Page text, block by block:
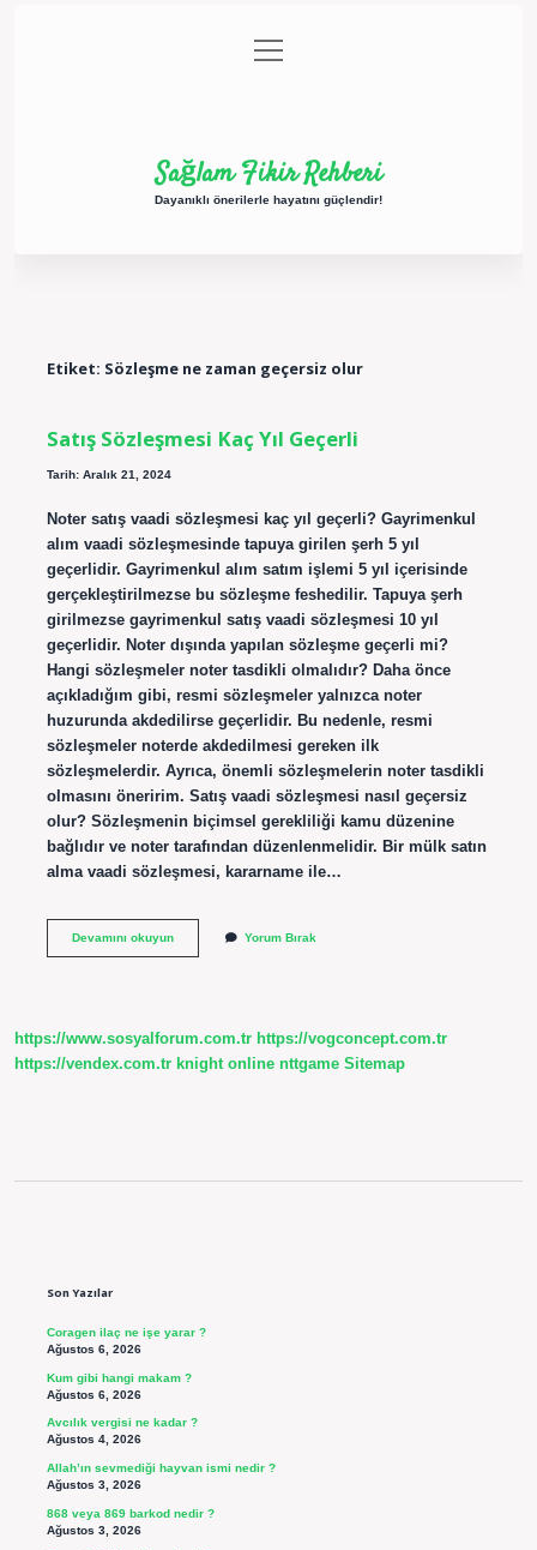
Gizlilik Politikası
menüyü
aç
Sağlam Fikir Rehberi
Dayanıklı önerilerle hayatını güçlendir!
Etiket: Sözleşme ne zaman geçersiz olur
Satış Sözleşmesi Kaç Yıl Geçerli
Tarih: Aralık 21, 2024
Noter satış vaadi sözleşmesi kaç yıl geçerli? Gayrimenkul
alım vaadi sözleşmesinde tapuya girilen şerh 5 yıl
geçerlidir. Gayrimenkul alım satım işlemi 5 yıl içerisinde
gerçekleştirilmezse bu sözleşme feshedilir. Tapuya şerh
girilmezse gayrimenkul satış vaadi sözleşmesi 10 yıl
geçerlidir. Noter dışında yapılan sözleşme geçerli mi?
Hangi sözleşmeler noter tasdikli olmalıdır? Daha önce
açıkladığım gibi, resmi sözleşmeler yalnızca noter
huzurunda akdedilirse geçerlidir. Bu nedenle, resmi
sözleşmeler noterde akdedilmesi gereken ilk
sözleşmelerdir. Ayrıca, önemli sözleşmelerin noter tasdikli
olmasını öneririm. Satış vaadi sözleşmesi nasıl geçersiz
olur? Sözleşmenin biçimsel gerekliliği kamu düzenine
bağlıdır ve noter tarafından düzenlenmelidir. Bir mülk satın
alma vaadi sözleşmesi, kararname ile…
Devamını okuyunSatış
Yorum Bırak
https://www.sosyalforum.com.tr https://vogconcept.com.tr
https://vendex.com.tr knight online nttgame Sitemap
Son Yazılar
Coragen ilaç ne işe yarar ?
Ağustos 6, 2026
Kum gibi hangi makam ?
Ağustos 6, 2026
Avcılık vergisi ne kadar ?
Ağustos 4, 2026
Allah’ın sevmediği hayvan ismi nedir ?
Ağustos 3, 2026
868 veya 869 barkod nedir ?
Ağustos 3, 2026